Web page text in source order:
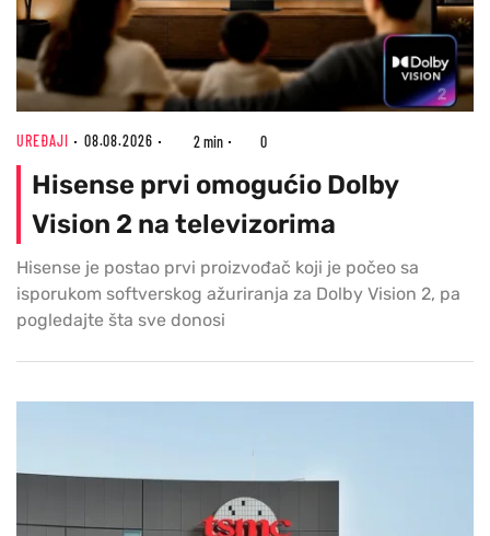
UREĐAJI 08.08.2026 2 min 0
Hisense prvi omogućio Dolby
Vision 2 na televizorima
Hisense je postao prvi proizvođač koji je počeo sa
isporukom softverskog ažuriranja za Dolby Vision 2, pa
pogledajte šta sve donosi